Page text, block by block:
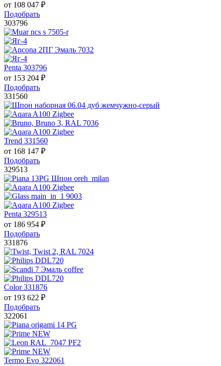
от 108 047 ₽
Подобрать
303796
Penta 303796
от 153 204 ₽
Подобрать
331560
Trend 331560
от 168 147 ₽
Подобрать
329513
Penta 329513
от 186 954 ₽
Подобрать
331876
Color 331876
от 193 622 ₽
Подобрать
322061
Termo Evo 322061